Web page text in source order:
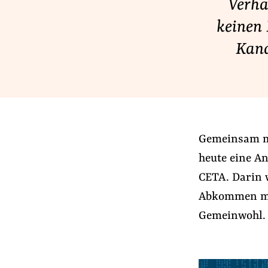
keinen
Gemeinsam
heute eine
CETA. Darin
Abkommen
Gemeinwohl.